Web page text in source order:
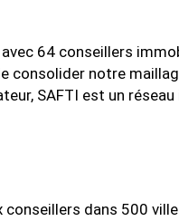
64 conseillers
consolider notre
SAFTI est un réseau
conseillers dans 500